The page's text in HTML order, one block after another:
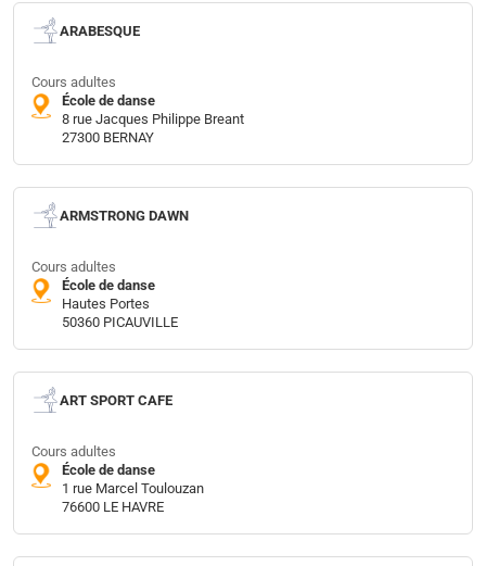
ARABESQUE
Cours adultes
École de danse
8 rue Jacques Philippe Breant
27300 BERNAY
ARMSTRONG DAWN
Cours adultes
École de danse
Hautes Portes
50360 PICAUVILLE
ART SPORT CAFE
Cours adultes
École de danse
1 rue Marcel Toulouzan
76600 LE HAVRE